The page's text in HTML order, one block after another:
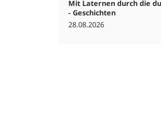
Mit Laternen durch die
- Geschichten
28.08.2026